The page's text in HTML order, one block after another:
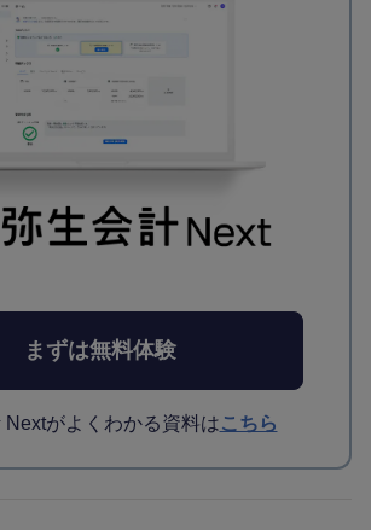
まずは無料体験
Nextがよくわかる資料はこちら